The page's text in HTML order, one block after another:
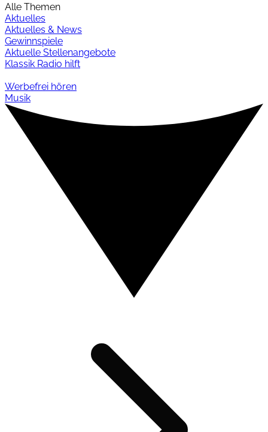
Alle Themen
Aktuelles
Aktuelles & News
Gewinnspiele
Aktuelle Stellenangebote
Klassik Radio hilft
Werbefrei hören
Musik